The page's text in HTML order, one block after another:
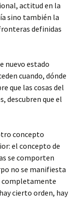
actitud en la
sino también la
definidas
nuevo estado
cuando, dónde
que las cosas del
descubren que el
concepto
el concepto de
se comporten
no se manifiesta
completamente
cierto orden, hay